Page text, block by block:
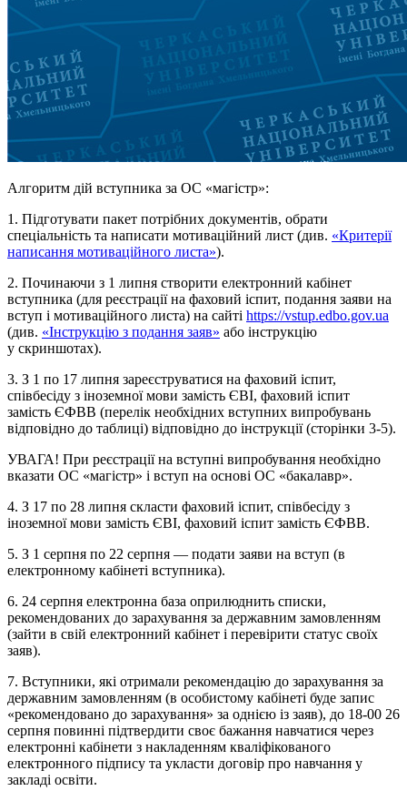
Алгоритм дій вступника за ОС «магістр»:
1. Підготувати пакет потрібних документів, обрати
спеціальність та написати мотиваційний лист (див. «Критерії
написання мотиваційного листа»).
2. Починаючи з 1 липня створити електронний кабінет
вступника (для реєстрації на фаховий іспит, подання заяви на
вступ і мотиваційного листа) на сайті https://vstup.edbo.gov.ua
(див. «Інструкцію з подання заяв» або інструкцію
у скриншотах).
3. З 1 по 17 липня зареєструватися на фаховий іспит,
співбесіду з іноземної мови замість ЄВІ, фаховий іспит
замість ЄФВВ (перелік необхідних вступних випробувань
відповідно до таблиці) відповідно до інструкції (сторінки 3-5).
УВАГА! При реєстрації на вступні випробування необхідно
вказати ОС «магістр» і вступ на основі ОС «бакалавр».
4. З 17 по 28 липня скласти фаховий іспит, співбесіду з
іноземної мови замість ЄВІ, фаховий іспит замість ЄФВВ.
5. З 1 серпня по 22 серпня — подати заяви на вступ (в
електронному кабінеті вступника).
6. 24 серпня електронна база оприлюднить списки,
рекомендованих до зарахування за державним замовленням
(зайти в свій електронний кабінет і перевірити статус своїх
заяв).
7. Вступники, які отримали рекомендацію до зарахування за
державним замовленням (в особистому кабінеті буде запис
«рекомендовано до зарахування» за однією із заяв), до 18-00 26
серпня повинні підтвердити своє бажання навчатися через
електронні кабінети з накладенням кваліфікованого
електронного підпису та укласти договір про навчання у
закладі освіти.